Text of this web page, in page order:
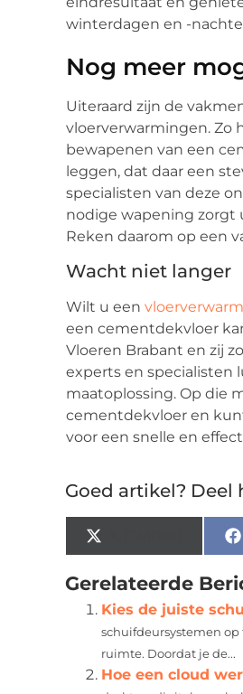
winterdagen en -
Nog meer
Uiteraard zijn de
vloerverwarmingen. Zo
bewapenen van een
leggen, dat daar een
specialisten van deze
nodige wapening zorgt
Reken daarom op een
Wacht niet langer
Wilt u een
een cementdekvloer
Vloeren Brabant en zij
experts en specialisten
maatoplossing. Op die
cementdekvloer en
voor een snelle en
Goed artikel? Deel
Gerelateerde
Kies de juiste
schuifdeursystemen
ruimte. Doordat je de...
Hoe een cloud